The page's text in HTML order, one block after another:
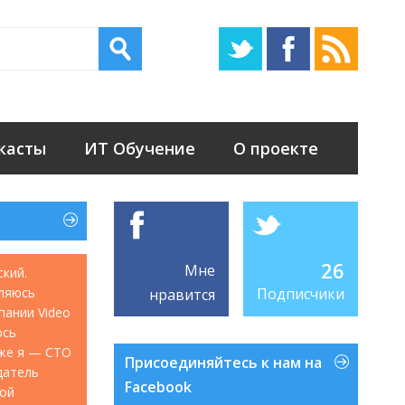
ИТ Обучение О проекте
Video
я — CTO
Мне
нравится
26
Подписчики
Присоединяйтесь к нам на
Facebook